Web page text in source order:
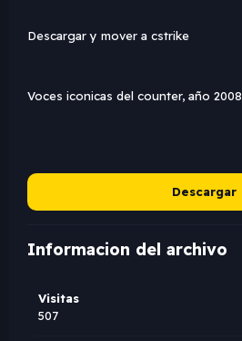
Descargar y mover a cstrike
Voces iconicas del counter, año 2008
Descargar
Informacion del archivo
Visitas
507